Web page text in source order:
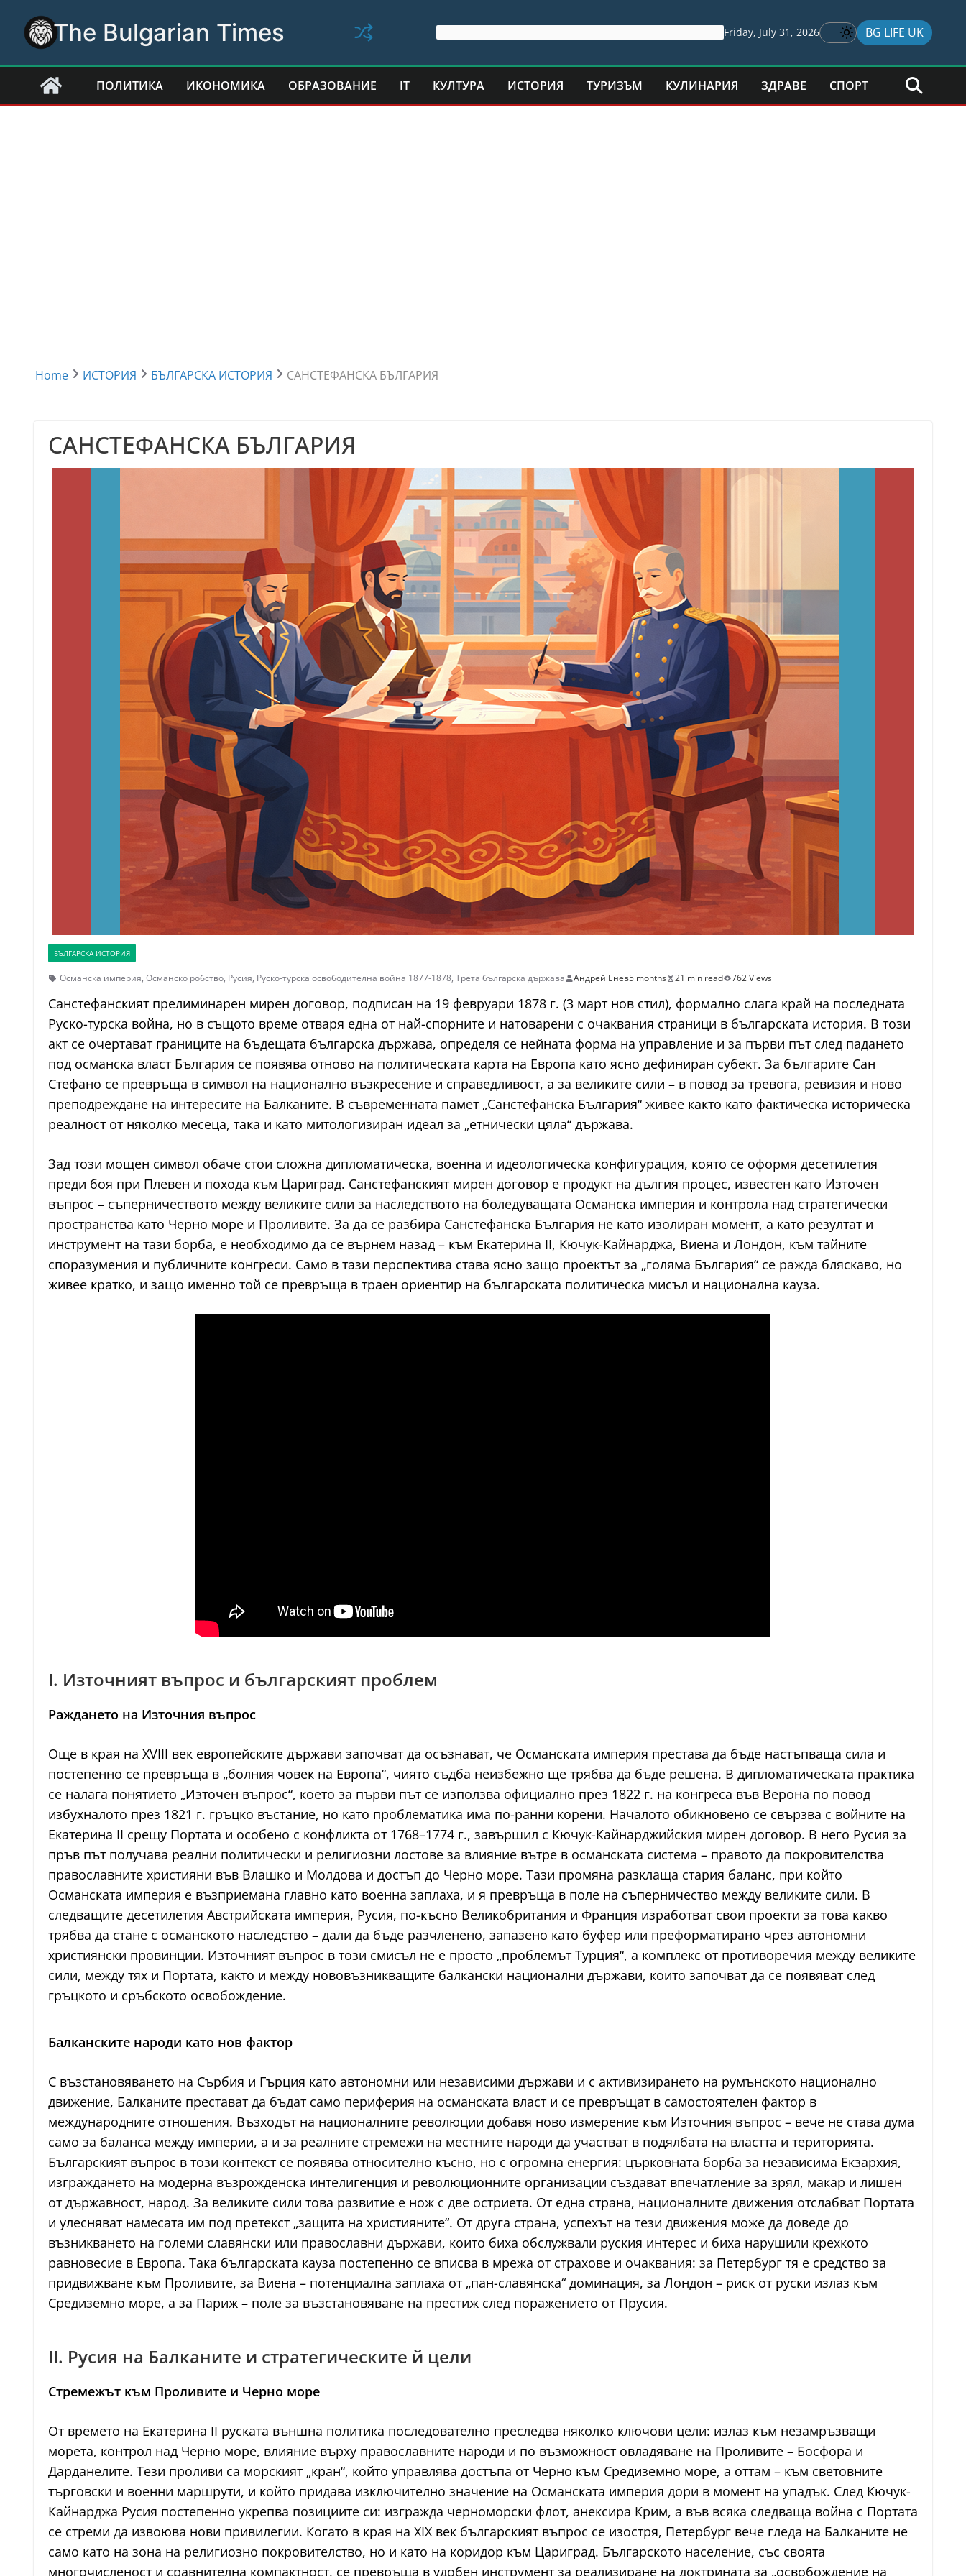
content
The Bulgarian Times Friday, July 31, 2026 BG LIFE UK
ПОЛИТИКА ИКОНОМИКА ОБРАЗОВАНИЕ IT КУЛТУРА ИСТОРИЯ ТУРИЗЪМ КУЛИНАРИЯ ЗДРАВЕ СПОРТ
Home ИСТОРИЯ БЪЛГАРСКА ИСТОРИЯ САНСТЕФАНСКА БЪЛГАРИЯ
САНСТЕФАНСКА БЪЛГАРИЯ
БЪЛГАРСКА ИСТОРИЯ
Османска империя, Османско робство, Русия, Руско-турска освободителна война 1877-1878, Трета българска държава Андрей Енев5 months 21 min read 762 Views
Санстефанският прелиминарен мирен договор, подписан на 19 февруари 1878 г. (3 март нов стил), формално слага край на последната
Руско-турска война, но в същото време отваря една от най-спорните и натоварени с очаквания страници в българската история. В този
акт се очертават границите на бъдещата българска държава, определя се нейната форма на управление и за първи път след падането
под османска власт България се появява отново на политическата карта на Европа като ясно дефиниран субект. За българите Сан
Стефано се превръща в символ на национално възкресение и справедливост, а за великите сили – в повод за тревога, ревизия и ново
преподреждане на интересите на Балканите. В съвременната памет „Санстефанска България“ живее както като фактическа историческа
реалност от няколко месеца, така и като митологизиран идеал за „етнически цяла“ държава.
Зад този мощен символ обаче стои сложна дипломатическа, военна и идеологическа конфигурация, която се оформя десетилетия
преди боя при Плевен и похода към Цариград. Санстефанският мирен договор е продукт на дългия процес, известен като Източен
въпрос – съперничеството между великите сили за наследството на боледуващата Османска империя и контрола над стратегически
пространства като Черно море и Проливите. За да се разбира Санстефанска България не като изолиран момент, а като резултат и
инструмент на тази борба, е необходимо да се върнем назад – към Екатерина II, Кючук-Кайнарджа, Виена и Лондон, към тайните
споразумения и публичните конгреси. Само в тази перспектива става ясно защо проектът за „голяма България“ се ражда бляскаво, но
живее кратко, и защо именно той се превръща в траен ориентир на българската политическа мисъл и национална кауза.
I. Източният въпрос и българският проблем
Раждането на Източния въпрос
Още в края на XVIII век европейските държави започват да осъзнават, че Османската империя престава да бъде настъпваща сила и
постепенно се превръща в „болния човек на Европа“, чиято съдба неизбежно ще трябва да бъде решена. В дипломатическата практика
се налага понятието „Източен въпрос“, което за първи път се използва официално през 1822 г. на конгреса във Верона по повод
избухналото през 1821 г. гръцко въстание, но като проблематика има по-ранни корени. Началото обикновено се свързва с войните на
Екатерина II срещу Портата и особено с конфликта от 1768–1774 г., завършил с Кючук-Кайнарджийския мирен договор. В него Русия за
пръв път получава реални политически и религиозни лостове за влияние вътре в османската система – правото да покровителства
православните християни във Влашко и Молдова и достъп до Черно море. Тази промяна разклаща стария баланс, при който
Османската империя е възприемана главно като военна заплаха, и я превръща в поле на съперничество между великите сили. В
следващите десетилетия Австрийската империя, Русия, по-късно Великобритания и Франция изработват свои проекти за това какво
трябва да стане с османското наследство – дали да бъде разчленено, запазено като буфер или преформатирано чрез автономни
християнски провинции. Източният въпрос в този смисъл не е просто „проблемът Турция“, а комплекс от противоречия между великите
сили, между тях и Портата, както и между нововъзникващите балкански национални държави, които започват да се появяват след
гръцкото и сръбското освобождение.
Балканските народи като нов фактор
С възстановяването на Сърбия и Гърция като автономни или независими държави и с активизирането на румънското национално
движение, Балканите престават да бъдат само периферия на османската власт и се превръщат в самостоятелен фактор в
международните отношения. Възходът на националните революции добавя ново измерение към Източния въпрос – вече не става дума
само за баланса между империи, а и за реалните стремежи на местните народи да участват в подялбата на властта и територията.
Българският въпрос в този контекст се появява относително късно, но с огромна енергия: църковната борба за независима Екзархия,
изграждането на модерна възрожденска интелигенция и революционните организации създават впечатление за зрял, макар и лишен
от държавност, народ. За великите сили това развитие е нож с две остриета. От една страна, националните движения отслабват Портата
и улесняват намесата им под претекст „защита на християните“. От друга страна, успехът на тези движения може да доведе до
възникването на големи славянски или православни държави, които биха обслужвали руския интерес и биха нарушили крехкото
равновесие в Европа. Така българската кауза постепенно се вписва в мрежа от страхове и очаквания: за Петербург тя е средство за
придвижване към Проливите, за Виена – потенциална заплаха от „пан-славянска“ доминация, за Лондон – риск от руски излаз към
Средиземно море, а за Париж – поле за възстановяване на престиж след поражението от Прусия.
II. Русия на Балканите и стратегическите й цели
Стремежът към Проливите и Черно море
От времето на Екатерина II руската външна политика последователно преследва няколко ключови цели: излаз към незамръзващи
морета, контрол над Черно море, влияние върху православните народи и по възможност овладяване на Проливите – Босфора и
Дарданелите. Тези проливи са морският „кран“, който управлява достъпа от Черно към Средиземно море, а оттам – към световните
търговски и военни маршрути, и който придава изключително значение на Османската империя дори в момент на упадък. След Кючук-
Кайнарджа Русия постепенно укрепва позициите си: изгражда черноморски флот, анексира Крим, а във всяка следваща война с Портата
се стреми да извоюва нови привилегии. Когато в края на XIX век българският въпрос се изостря, Петербург вече гледа на Балканите не
само като на зона на религиозно покровителство, но и като на коридор към Цариград. Българското население, със своята
многочисленост и сравнителна компактност, се превръща в удобен инструмент за реализиране на доктрината за „освобождение на